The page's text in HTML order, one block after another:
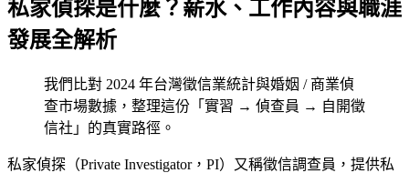
私家偵探是什麼？薪水、工作內容與職涯
發展全解析
我們比對 2024 年台灣徵信業統計與婚姻 / 商業偵
查市場數據，整理這份「實習 → 偵查員 → 自開徵
信社」的真實路徑。
私家偵探（Private Investigator，PI）又稱徵信調查員，提供私